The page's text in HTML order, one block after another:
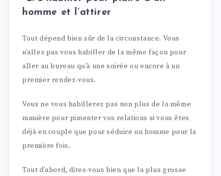
homme et l’attirer
Tout dépend bien sûr de la circonstance. Vous
n’allez pas vous habiller de la même façon pour
aller au bureau qu’à une soirée ou encore à un
premier rendez-vous.
Vous ne vous habillerez pas non plus de la même
manière pour pimenter vos relations si vous êtes
déjà en couple que pour séduire un homme pour la
première fois.
Tout d’abord, dites-vous bien que la plus grosse